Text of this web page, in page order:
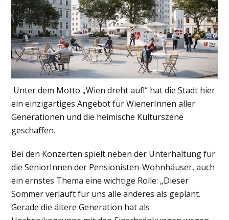
Unter dem Motto „Wien dreht auf!“ hat die Stadt hier
ein einzigartiges Angebot für WienerInnen aller
Generationen und die heimische Kulturszene
geschaffen.
Bei den Konzerten spielt neben der Unterhaltung für
die SeniorInnen der Pensionisten-Wohnhäuser, auch
ein ernstes Thema eine wichtige Rolle: „Dieser
Sommer verläuft für uns alle anderes als geplant.
Gerade die ältere Generation hat als